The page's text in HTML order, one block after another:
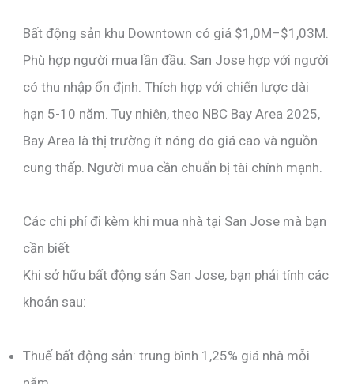
Bất động sản khu Downtown có giá $1,0M–$1,03M.
Phù hợp người mua lần đầu. San Jose hợp với người
có thu nhập ổn định. Thích hợp với chiến lược dài
hạn 5-10 năm. Tuy nhiên, theo NBC Bay Area 2025,
Bay Area là thị trường ít nóng do giá cao và nguồn
cung thấp. Người mua cần chuẩn bị tài chính mạnh.
Các chi phí đi kèm khi mua nhà tại San Jose mà bạn
cần biết
Khi sở hữu bất động sản San Jose, bạn phải tính các
khoản sau:
Thuế bất động sản: trung bình 1,25% giá nhà mỗi